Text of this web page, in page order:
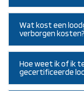
Wat kost een
verborgen kosten?
Hoe weet ik of ik
gecertificeerde